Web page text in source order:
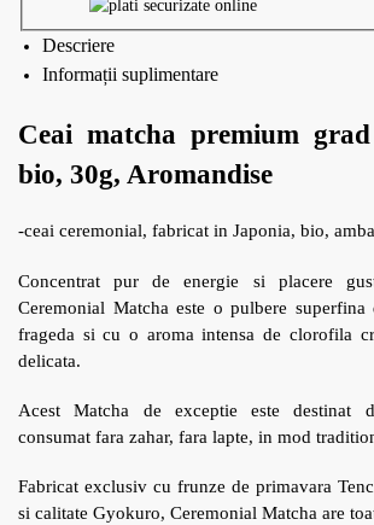
Descriere
Informații suplimentare
Ceai matcha premium grad
bio, 30g, Aromandise
-ceai ceremonial, fabricat in Japonia, bio,
Concentrat pur de energie si placere
Ceremonial Matcha este o pulbere
frageda si cu o aroma intensa de clorofila
delicata.
Acest Matcha de exceptie este destinat
consumat fara zahar, fara lapte, in mod
Fabricat exclusiv cu frunze de primavara
si calitate Gyokuro, Ceremonial Matcha are